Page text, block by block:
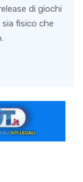
di giochi
fisico che